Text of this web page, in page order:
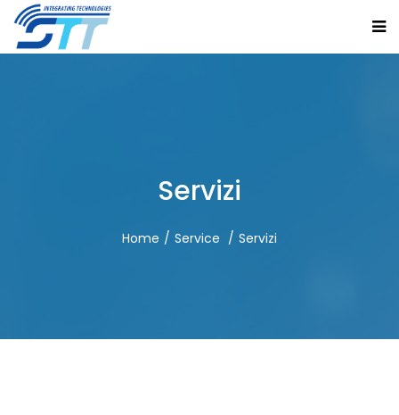
Servizi
Home Service Servizi